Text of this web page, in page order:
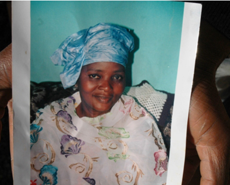
SOSTEGNO ETNOPSICOLOGICO